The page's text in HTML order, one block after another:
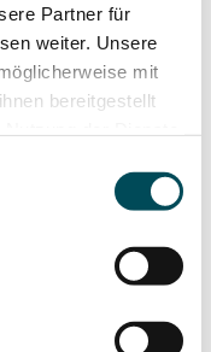
Partner für
weiter. Unsere
mit
bereitgestellt